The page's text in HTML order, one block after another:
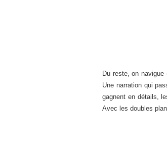
Du reste, on
Une narration qui
gagnent en détails,
Avec les doubles